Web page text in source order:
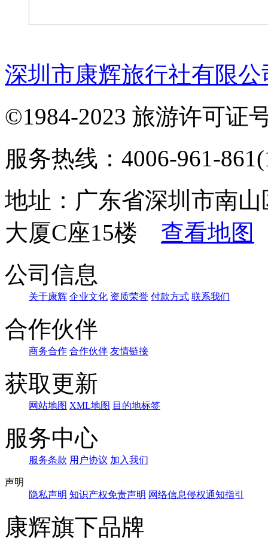
深圳市康辉旅行社有限
©1984-2023 旅游许可证
服务热线：4006-961-
地址：广东省深圳市南
大厦C座15楼 查看地图
公司信息
关于康辉 企业文化 资质荣誉 付款方式 联系我们
合作伙伴
商务合作 合作伙伴 友情链接
获取更新
网站地图 XML地图 目的地标签
服务中心
服务条款 用户协议 加入我们
声明
隐私声明 知识产权免责声明 网络信息侵权通知指引
康辉旗下品牌